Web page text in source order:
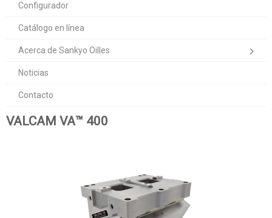
Configurador
Catálogo en línea
Acerca de Sankyo Oilles
Noticias
Contacto
VALCAM VA™ 400